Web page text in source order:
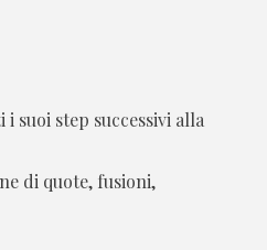
suoi step successivi alla
di quote, fusioni,